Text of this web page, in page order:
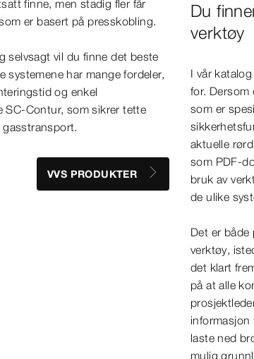
finne, men stadig fler får
er basert på presskobling.
selvsagt vil du finne det beste
systemene har mange fordeler,
og enkel
SC-Contur, som sikrer tette
VVS PRODUKTER
Du
verktøy
I vår
for. Dersom
som er
aktuelle
som PDF-
bruk av
de ulike
Det er
verktøy,
det klart
på at alle
informasjon
laste ned
mulig